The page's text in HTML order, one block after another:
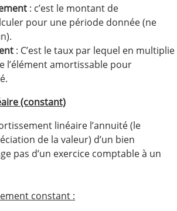
: c’est le montant de
pour une période donnée (ne
: C’est le taux par lequel en multiplie
l’élément amortissable pour
(constant)
linéaire l’annuité (le
de la valeur) d’un bien
pas d’un exercice comptable à un
constant :